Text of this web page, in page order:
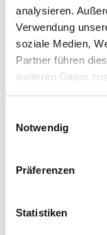
analysieren.
Verwendung
soziale Medien,
Partner führen
weiteren Daten
haben oder die
Notwendig
Präferenzen
Statistiken
Verfügbar ab
Ausstattung
Exterieur